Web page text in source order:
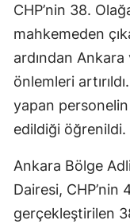
CHP’nin 38.
mahkemeden
ardından Ankara
önlemleri
yapan personelin
edildiği öğrenildi.
Ankara Bölge
Dairesi,
gerçekleştirilen